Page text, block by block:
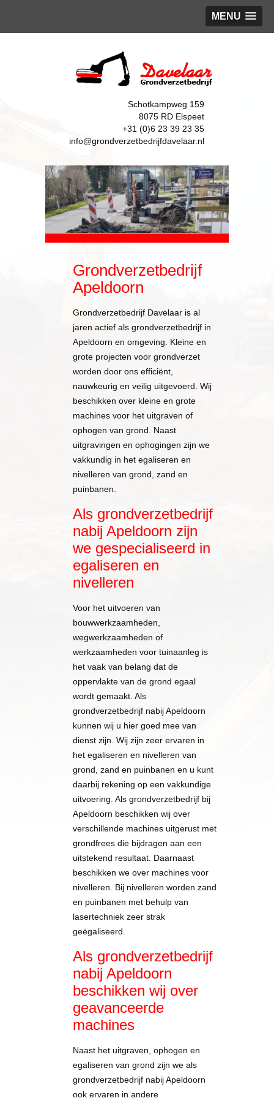
MENU
Schotkampweg 159
8075 RD Elspeet
+31 (0)6 23 39 23 35
info@grondverzetbedrijfdavelaar.nl
Grondverzetbedrijf
Apeldoorn
Grondverzetbedrijf Davelaar is al
jaren actief als grondverzetbedrijf in
Apeldoorn en omgeving. Kleine en
grote projecten voor grondverzet
worden door ons efficiënt,
nauwkeurig en veilig uitgevoerd. Wij
beschikken over kleine en grote
machines voor het uitgraven of
ophogen van grond. Naast
uitgravingen en ophogingen zijn we
vakkundig in het egaliseren en
nivelleren van grond, zand en
puinbanen.
Als grondverzetbedrijf
nabij Apeldoorn zijn
we gespecialiseerd in
egaliseren en
nivelleren
Voor het uitvoeren van
bouwwerkzaamheden,
wegwerkzaamheden of
werkzaamheden voor tuinaanleg is
het vaak van belang dat de
oppervlakte van de grond egaal
wordt gemaakt. Als
grondverzetbedrijf nabij Apeldoorn
kunnen wij u hier goed mee van
dienst zijn. Wij zijn zeer ervaren in
het egaliseren en nivelleren van
grond, zand en puinbanen en u kunt
daarbij rekening op een vakkundige
uitvoering. Als grondverzetbedrijf bij
Apeldoorn beschikken wij over
verschillende machines uitgerust met
grondfrees die bijdragen aan een
uitstekend resultaat. Daarnaast
beschikken we over machines voor
nivelleren. Bij nivelleren worden zand
en puinbanen met behulp van
lasertechniek zeer strak
geëgaliseerd.
Als grondverzetbedrijf
nabij Apeldoorn
beschikken wij over
geavanceerde
machines
Naast het uitgraven, ophogen en
egaliseren van grond zijn we als
grondverzetbedrijf nabij Apeldoorn
ook ervaren in andere